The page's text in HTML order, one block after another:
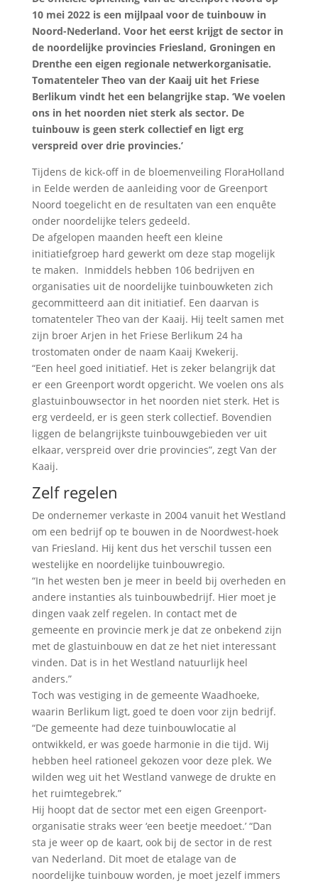
10 mei 2022 is een mijlpaal voor de tuinbouw in
Noord-Nederland. Voor het eerst krijgt de sector in
de noordelijke provincies Friesland, Groningen en
Drenthe een eigen regionale netwerkorganisatie.
Tomatenteler Theo van der Kaaij uit het Friese
Berlikum vindt het een belangrijke stap. ‘We voelen
ons in het noorden niet sterk als sector. De
tuinbouw is geen sterk collectief en ligt erg
verspreid over drie provincies.’
Tijdens de kick-off in de bloemenveiling FloraHolland
in Eelde werden de aanleiding voor de Greenport
Noord toegelicht en de resultaten van een enquête
onder noordelijke telers gedeeld.
De afgelopen maanden heeft een kleine
initiatiefgroep hard gewerkt om deze stap mogelijk
te maken. Inmiddels hebben 106 bedrijven en
organisaties uit de noordelijke tuinbouwketen zich
gecommitteerd aan dit initiatief. Een daarvan is
tomatenteler Theo van der Kaaij. Hij teelt samen met
zijn broer Arjen in het Friese Berlikum 24 ha
trostomaten onder de naam Kaaij Kwekerij.
“Een heel goed initiatief. Het is zeker belangrijk dat
er een Greenport wordt opgericht. We voelen ons als
glastuinbouwsector in het noorden niet sterk. Het is
erg verdeeld, er is geen sterk collectief. Bovendien
liggen de belangrijkste tuinbouwgebieden ver uit
elkaar, verspreid over drie provincies”, zegt Van der
Kaaij.
Zelf regelen
De ondernemer verkaste in 2004 vanuit het Westland
om een bedrijf op te bouwen in de Noordwest-hoek
van Friesland. Hij kent dus het verschil tussen een
westelijke en noordelijke tuinbouwregio.
“In het westen ben je meer in beeld bij overheden en
andere instanties als tuinbouwbedrijf. Hier moet je
dingen vaak zelf regelen. In contact met de
gemeente en provincie merk je dat ze onbekend zijn
met de glastuinbouw en dat ze het niet interessant
vinden. Dat is in het Westland natuurlijk heel
anders.”
Toch was vestiging in de gemeente Waadhoeke,
waarin Berlikum ligt, goed te doen voor zijn bedrijf.
“De gemeente had deze tuinbouwlocatie al
ontwikkeld, er was goede harmonie in die tijd. Wij
hebben heel rationeel gekozen voor deze plek. We
wilden weg uit het Westland vanwege de drukte en
het ruimtegebrek.”
Hij hoopt dat de sector met een eigen Greenport-
organisatie straks weer ‘een beetje meedoet.’ “Dan
sta je weer op de kaart, ook bij de sector in de rest
van Nederland. Dit moet de etalage van de
noordelijke tuinbouw worden, je moet jezelf immers